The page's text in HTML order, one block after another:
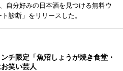
自分好みの日本酒を見つける無料ウ
診断」をリリースした。
チ限定「魚沼しょうが焼き食堂・
笑い芸人